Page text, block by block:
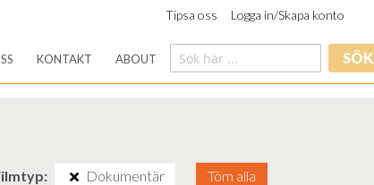
Tipsa oss Logga in/Skapa konto
KONTAKT ABOUT SÖK
Dokumentär Töm alla